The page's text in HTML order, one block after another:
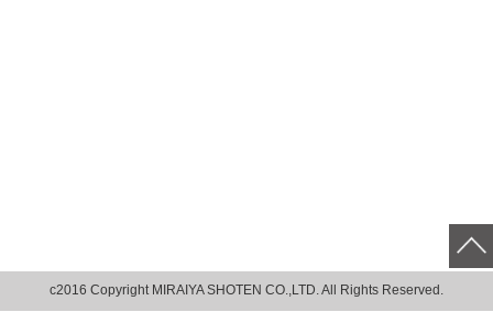
c2016 Copyright MIRAIYA SHOTEN CO.,LTD. All Rights Reserved.